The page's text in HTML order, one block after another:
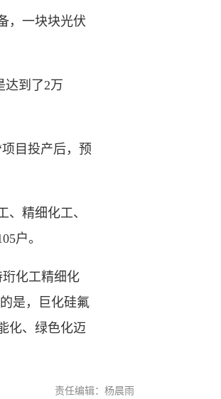
，一块块光伏
到了2万
目投产后，预
精细化工、
户。
化工精细化
是，巨化硅氟
化、绿色化迈
责任编辑：杨晨雨